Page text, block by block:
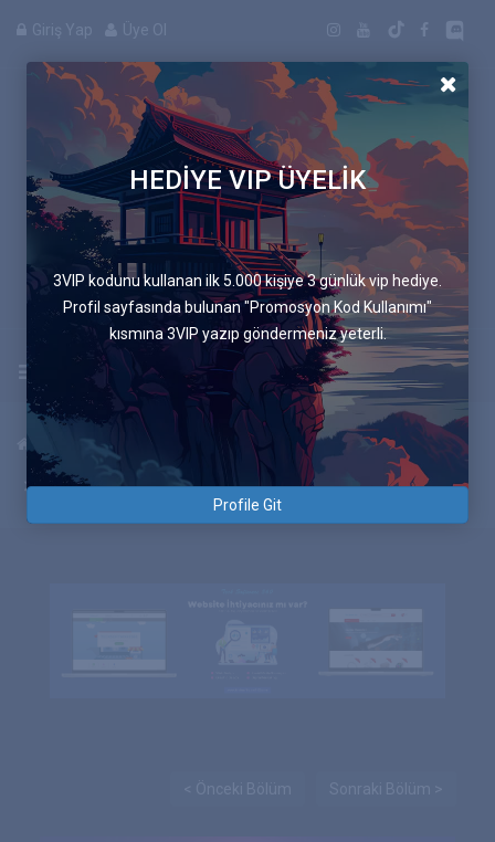
Giriş Yap Üye Ol
Manga
Uygulamayı İndir
Anasayfa Mavi Sandalye
505.Bölüm Hat Ppl
HEDİYE VIP ÜYELİK
3VIP kodunu kullanan ilk 5.000 kişiye 3 günlük vip hediye.
Profil sayfasında bulunan "Promosyon Kod Kullanımı"
kısmına 3VIP yazıp göndermeniz yeterli.
Profile Git